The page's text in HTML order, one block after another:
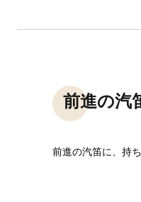
前進の汽
前進の汽笛に、持